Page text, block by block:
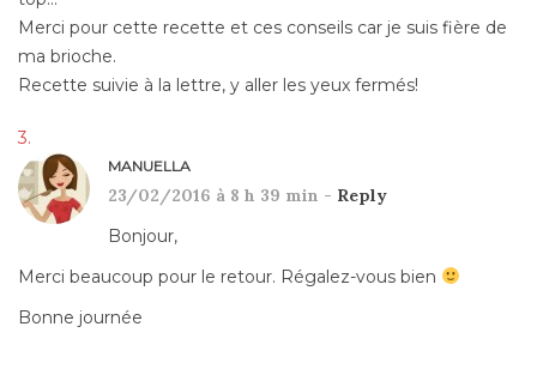
Merci pour cette recette et ces conseils car je suis fière de
ma brioche.
Recette suivie à la lettre, y aller les yeux fermés!
MANUELLA
23/02/2016 à 8 h 39 min - Reply
Bonjour,
Merci beaucoup pour le retour. Régalez-vous bien
Bonne journée